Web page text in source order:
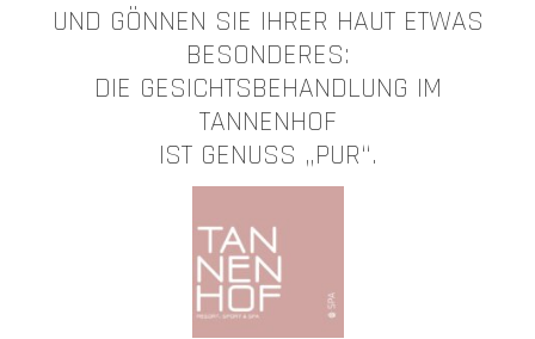
UND GÖNNEN SIE IHRER HAUT ETWAS
BESONDERES:
DIE GESICHTSBEHANDLUNG IM
TANNENHOF
IST GENUSS „PUR“.